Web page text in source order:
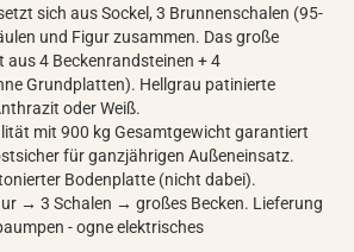
sich aus Sockel, 3 Brunnenschalen (95-
und Figur zusammen. Das große
aus 4 Beckenrandsteinen + 4
Grundplatten). Hellgrau patinierte
oder Weiß.
mit 900 kg Gesamtgewicht garantiert
für ganzjährigen Außeneinsatz.
Bodenplatte (nicht dabei).
→ 3 Schalen → großes Becken. Lieferung
- ogne elektrisches